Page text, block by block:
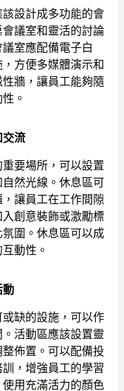
設計成多功能的會
議室和靈活的討論
室應配備電子白
方便多媒體演示和
牆，讓員工能夠隨
。
交流
要場所，可以設置
然光線。休息區可
讓員工在工作間隙
創意裝飾或激勵標
圍。休息區可以成
動性。
動
缺的設施，可以作
活動區應該設置靈
佈置。可以配備投
，增強員工的學習
用充滿活力的顏色